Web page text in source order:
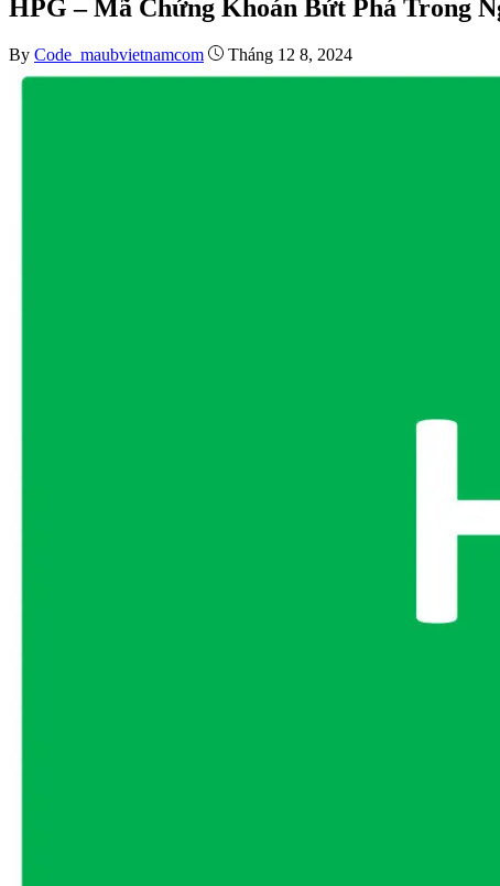
HPG – Mã Chứng Khoán Bứt Phá Trong
By Code_maubvietnamcom Tháng 12 8, 2024